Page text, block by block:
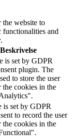
the website to
functionalities and
Beskrivelse
is set by GDPR
plugin. The
to store the user
the cookies in the
is set by GDPR
to record the user
the cookies in the